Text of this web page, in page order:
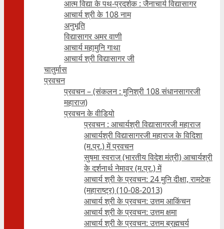
आत्म विद्या के पथ-प्रदर्शक : जैनाचार्य विद्यासागर
आचार्य श्री के 108 नाम
अनुभूति
विद्यासागर अमर वाणी
आचार्य महामुनि गाथा
आचार्य श्री विद्यासागर जी
चातुर्मास
प्रवचन
प्रवचन – (संकलन : मुनिश्री 108 संधानसागरजी
महाराज)
प्रवचन के वीडियो
प्रवचन : आचार्यश्री ‍विद्यासागरजी महाराज
आचार्यश्री विद्यासागरजी महाराज के विदिशा
(म.प्र.) में प्रवचन
सुषमा स्वराज (भारतीय विदेश मंत्री) आचार्यश्री
के दर्शनार्थ नेमावर (म.प्र.) में
आचार्य श्री के प्रवचन: 24 मुनि दीक्षा, रामटेक
(महाराष्ट्र) (10-08-2013)
आचार्य श्री के प्रवचन: उत्तम आकिंचन
आचार्य श्री के प्रवचन: उत्तम क्षमा
आचार्य श्री के प्रवचन: उत्तम ब्रह्मचर्य